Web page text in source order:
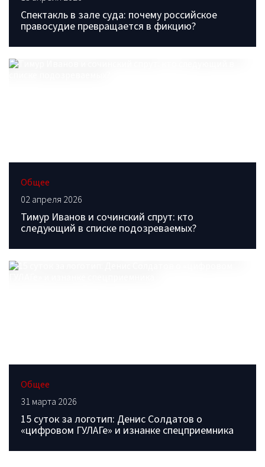
Спектакль в зале суда: почему российское
правосудие превращается в фикцию?
Общее
02 апреля 2026
Тимур Иванов и сочинский спрут: кто
следующий в списке подозреваемых?
Общее
31 марта 2026
15 суток за логотип: Денис Солдатов о
«цифровом ГУЛАГе» и изнанке спецприемника